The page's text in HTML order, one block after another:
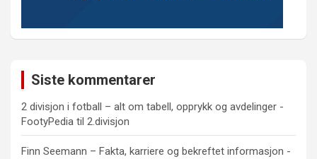
Siste kommentarer
2 divisjon i fotball – alt om tabell, opprykk og avdelinger -
FootyPedia til 2.divisjon
Finn Seemann – Fakta, karriere og bekreftet informasjon -